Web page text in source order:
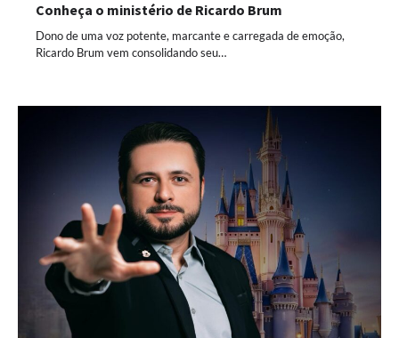
Conheça o ministério de Ricardo Brum
Dono de uma voz potente, marcante e carregada de emoção,
Ricardo Brum vem consolidando seu…